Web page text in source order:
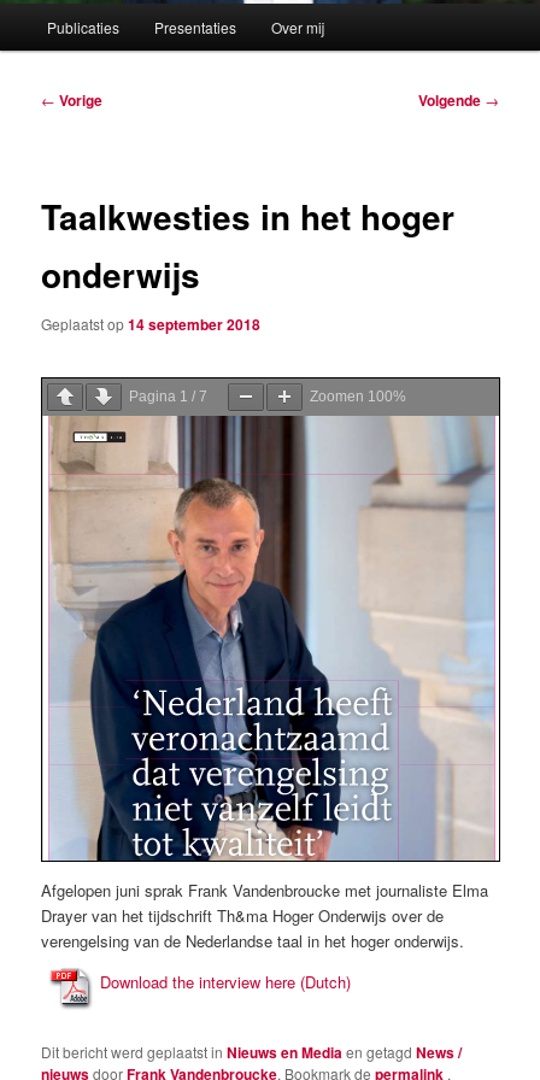
Publicaties Presentaties Over mij
Berichtnavigatie
← Vorige Volgende →
Taalkwesties in het hoger
onderwijs
Geplaatst op14 september 2018
Pagina 1 /7 Zoomen 100%
Afgelopen juni sprak Frank Vandenbroucke met journaliste Elma
Drayer van het tijdschrift Th&ma Hoger Onderwijs over de
verengelsing van de Nederlandse taal in het hoger onderwijs.
Download the interview here (Dutch)
Dit bericht werd geplaatst inNieuws en Mediaen getagdNews /
nieuwsdoorFrank Vandenbroucke. Bookmark depermalink .